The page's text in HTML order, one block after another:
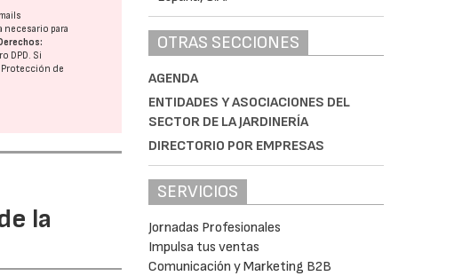
necesario para
Derechos:
DPD. Si
Protección de
la
OTRAS SECCIONES
AGENDA
ENTIDADES Y ASOCIACIONES DEL
SECTOR DE LA JARDINERÍA
DIRECTORIO POR EMPRESAS
SERVICIOS
Jornadas Profesionales
Impulsa tus ventas
Comunicación y Marketing B2B